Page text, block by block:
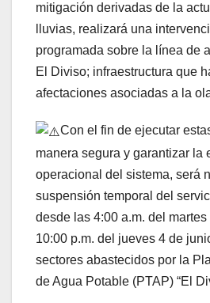
mitigación derivadas de la
lluvias, realizará una
programada sobre la línea de
El Diviso; infraestructura que
afectaciones asociadas a la
Con el fin de ejecutar
manera segura y garantizar la
operacional del sistema, será
suspensión temporal del
desde las 4:00 a.m. del
10:00 p.m. del jueves 4 de
sectores abastecidos por la
de Agua Potable (PTAP) “El